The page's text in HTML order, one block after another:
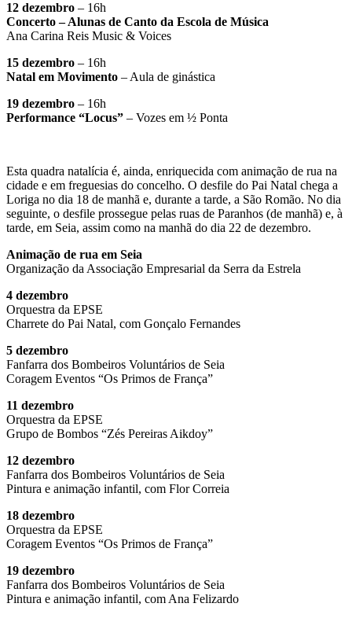
12 dezembro – 16h
Concerto – Alunas de Canto da Escola de Música
Ana Carina Reis Music & Voices
15 dezembro – 16h
Natal em Movimento – Aula de ginástica
19 dezembro – 16h
Performance “Locus” – Vozes em ½ Ponta
Esta quadra natalícia é, ainda, enriquecida com animação de rua na
cidade e em freguesias do concelho. O desfile do Pai Natal chega a
Loriga no dia 18 de manhã e, durante a tarde, a São Romão. No dia
seguinte, o desfile prossegue pelas ruas de Paranhos (de manhã) e, à
tarde, em Seia, assim como na manhã do dia 22 de dezembro.
Animação de rua em Seia
Organização da Associação Empresarial da Serra da Estrela
4 dezembro
Orquestra da EPSE
Charrete do Pai Natal, com Gonçalo Fernandes
5 dezembro
Fanfarra dos Bombeiros Voluntários de Seia
Coragem Eventos “Os Primos de França”
11 dezembro
Orquestra da EPSE
Grupo de Bombos “Zés Pereiras Aikdoy”
12 dezembro
Fanfarra dos Bombeiros Voluntários de Seia
Pintura e animação infantil, com Flor Correia
18 dezembro
Orquestra da EPSE
Coragem Eventos “Os Primos de França”
19 dezembro
Fanfarra dos Bombeiros Voluntários de Seia
Pintura e animação infantil, com Ana Felizardo